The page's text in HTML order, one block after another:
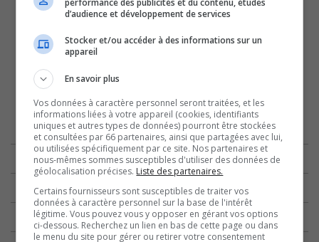
d’audience et développement de services
Stocker et/ou accéder à des informations sur un
appareil
En savoir plus
Vos données à caractère personnel seront traitées, et les
informations liées à votre appareil (cookies, identifiants
uniques et autres types de données) pourront être stockées
et consultées par 66 partenaires, ainsi que partagées avec lui,
ou utilisées spécifiquement par ce site. Nos partenaires et
nous-mêmes sommes susceptibles d'utiliser des données de
géolocalisation précises. Liste des partenaires.
Certains fournisseurs sont susceptibles de traiter vos
données à caractère personnel sur la base de l'intérêt
légitime. Vous pouvez vous y opposer en gérant vos options
ci-dessous. Recherchez un lien en bas de cette page ou dans
le menu du site pour gérer ou retirer votre consentement